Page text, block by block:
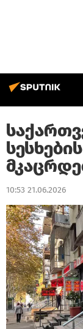
10:53 21.06.2026